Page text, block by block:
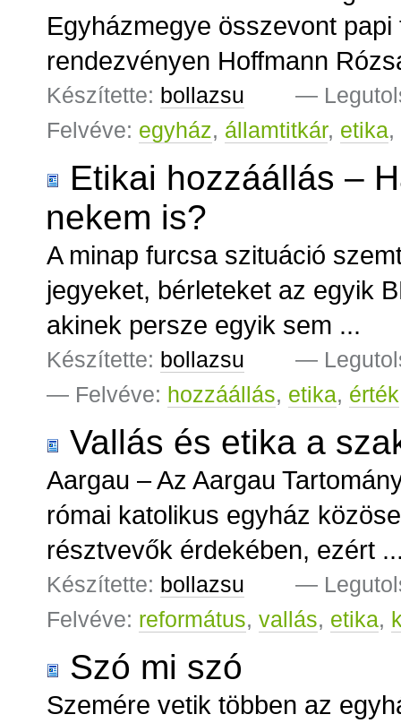
Egyházmegye összevont
rendezvényen Hoffmann
Készítette: bollazsu —
Felvéve: egyház, államtitkár, etika,
Etikai hozzáállás –
nekem is?
A minap furcsa szituáció
jegyeket, bérleteket az egyik
akinek persze egyik sem ...
Készítette: bollazsu —
— Felvéve: hozzáállás, etika, érték
Vallás és etika a
Aargau – Az Aargau
római katolikus egyház
résztvevők érdekében, ezért
Készítette: bollazsu —
Felvéve: református, vallás, etika,
Szó mi szó
Szemére vetik többen az